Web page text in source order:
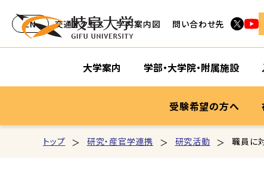
大学案内 学部・大学院・附属施設
受験希望の方へ
EN 交通アクセス 学内案内図 問い合わせ先
トップ 研究・産官学連携 研究活動 職員に